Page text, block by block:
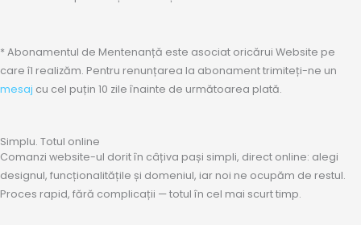
* Abonamentul de Mentenanță este asociat oricărui Website pe
care îl realizăm. Pentru renunțarea la abonament trimiteți-ne un
mesaj cu cel puțin 10 zile înainte de următoarea plată.
Simplu. Totul online
Comanzi website-ul dorit în câțiva pași simpli, direct online: alegi
designul, funcționalitățile și domeniul, iar noi ne ocupăm de restul.
Proces rapid, fără complicații — totul în cel mai scurt timp.